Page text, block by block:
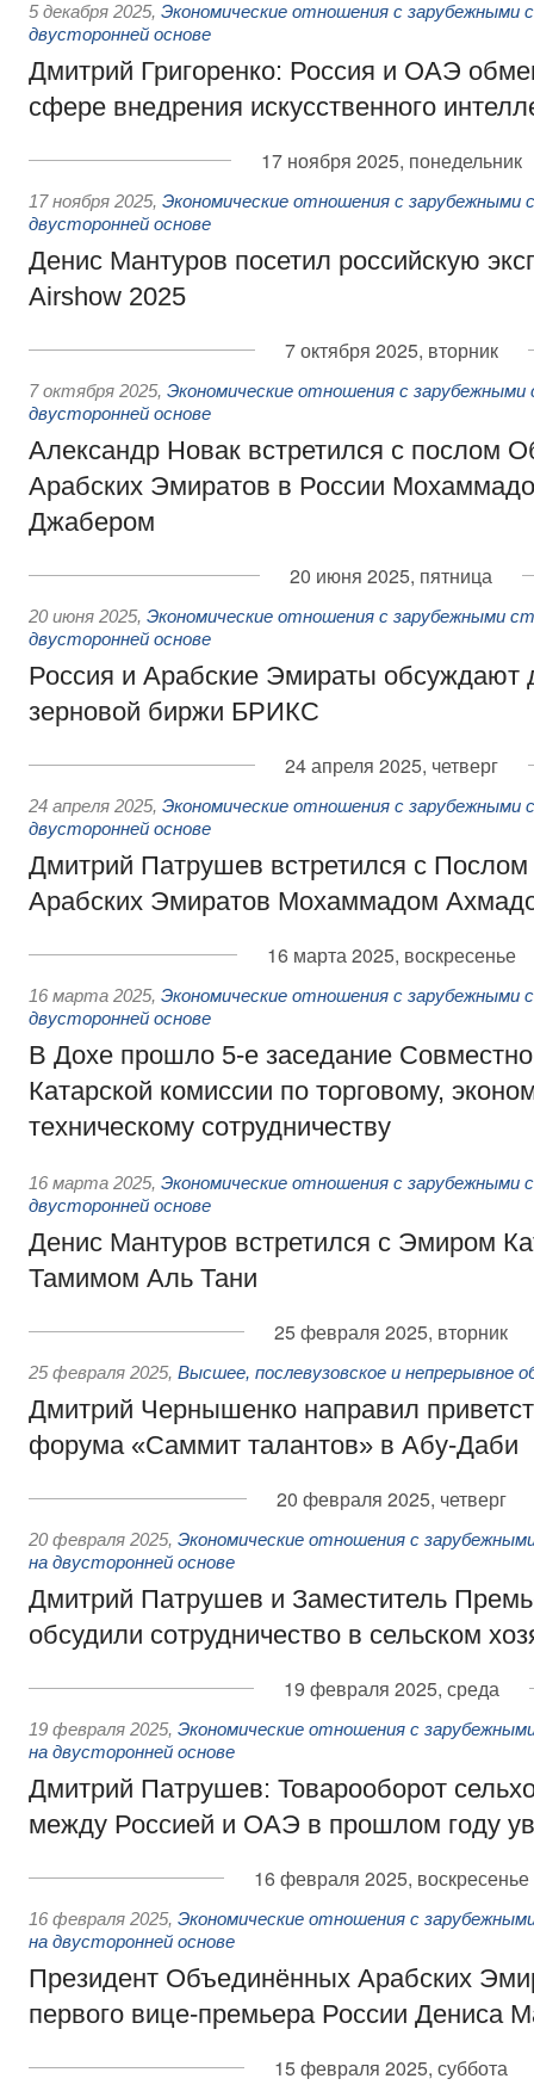
5 декабря 2025, Экономические отношения с зарубежными
двусторонней основе
Дмитрий Григоренко: Россия и ОАЭ
сфере внедрения искусственного
17 ноября 2025, понедельник
17 ноября 2025, Экономические отношения с зарубежными
двусторонней основе
Денис Мантуров посетил российскую
Airshow 2025
7 октября 2025, вторник
7 октября 2025, Экономические отношения с
двусторонней основе
Александр Новак встретился с послом
Арабских Эмиратов в России
Джабером
20 июня 2025, пятница
20 июня 2025, Экономические отношения с зарубежными
двусторонней основе
Россия и Арабские Эмираты обсуждают
зерновой биржи БРИКС
24 апреля 2025, четверг
24 апреля 2025, Экономические отношения с зарубежными
двусторонней основе
Дмитрий Патрушев встретился с
Арабских Эмиратов Мохаммадом
16 марта 2025, воскресенье
16 марта 2025, Экономические отношения с зарубежными
двусторонней основе
В Дохе прошло 5-е заседание
Катарской комиссии по торговому,
техническому сотрудничеству
16 марта 2025, Экономические отношения с зарубежными
двусторонней основе
Денис Мантуров встретился с Эмиром
Тамимом Аль Тани
25 февраля 2025, вторник
25 февраля 2025, Высшее, послевузовское и непрерывное
Дмитрий Чернышенко направил
форума «Саммит талантов» в Абу-Даби
20 февраля 2025, четверг
20 февраля 2025, Экономические отношения с
на двусторонней основе
Дмитрий Патрушев и Заместитель
обсудили сотрудничество в сельском
19 февраля 2025, среда
19 февраля 2025, Экономические отношения с
на двусторонней основе
Дмитрий Патрушев: Товарооборот
между Россией и ОАЭ в прошлом году
16 февраля 2025, воскресенье
16 февраля 2025, Экономические отношения с
на двусторонней основе
Президент Объединённых Арабских
первого вице-премьера России Дениса
15 февраля 2025, суббота